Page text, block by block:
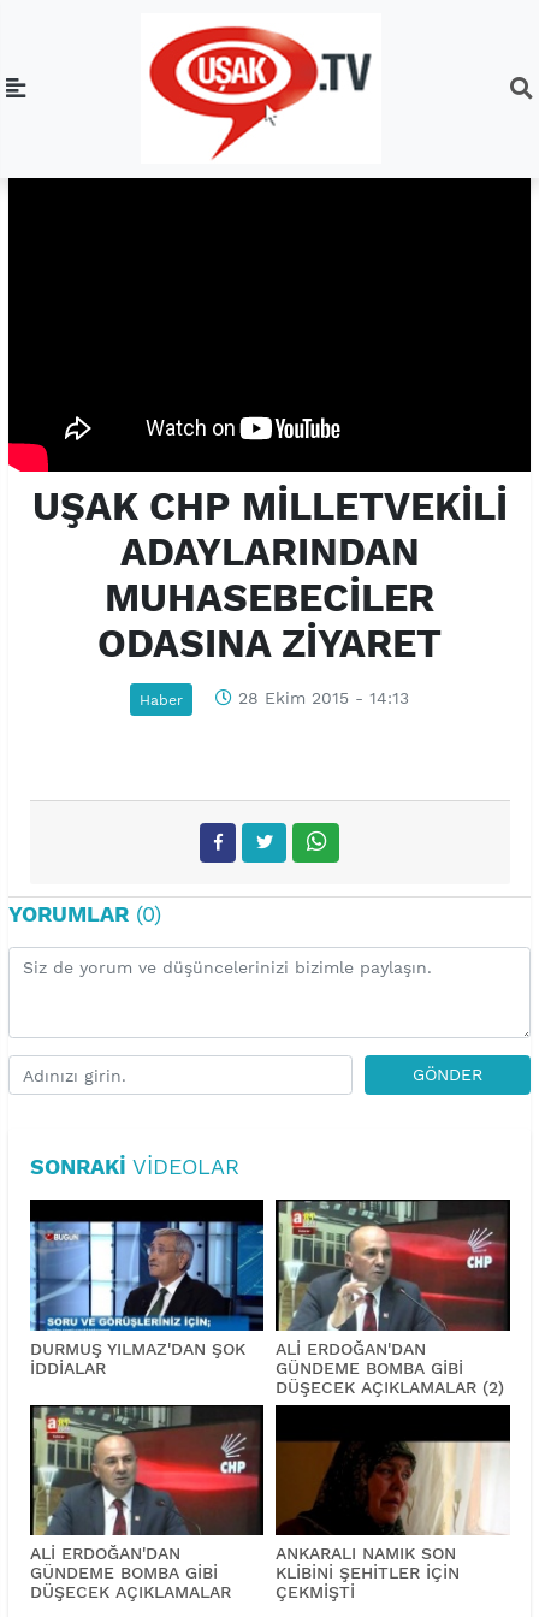
UŞAK CHP MİLLETVEKİLİ
ADAYLARINDAN
MUHASEBECİLER
ODASINA ZİYARET
Haber 28 Ekim 2015 - 14:13
YORUMLAR (0)
GÖNDER
SONRAKI VIDEOLAR
DURMUŞ YILMAZ'DAN ŞOK
İDDİALAR
ALİ ERDOĞAN'DAN
GÜNDEME BOMBA GİBİ
DÜŞECEK AÇIKLAMALAR (2)
ALİ ERDOĞAN'DAN
GÜNDEME BOMBA GİBİ
DÜŞECEK AÇIKLAMALAR
ANKARALI NAMIK SON
KLİBİNİ ŞEHİTLER İÇİN
ÇEKMİŞTİ